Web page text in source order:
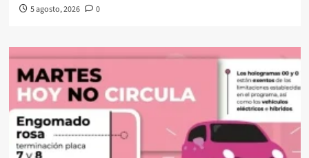
5 agosto, 2026 0